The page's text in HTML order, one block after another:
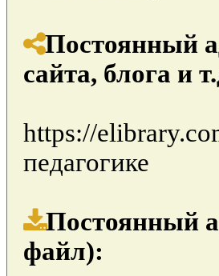
Постоянный
сайта, блога и
https://
педагогике
Постоянный
файл):